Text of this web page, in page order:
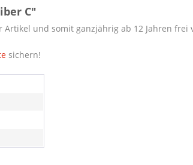
C"
Artikel und somit ganzjährig ab 12 Jahren frei
sichern!